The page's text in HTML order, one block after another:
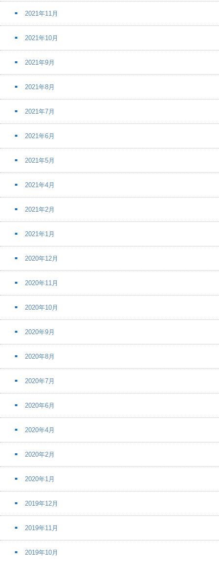
2021年11月
2021年10月
2021年9月
2021年8月
2021年7月
2021年6月
2021年5月
2021年4月
2021年2月
2021年1月
2020年12月
2020年11月
2020年10月
2020年9月
2020年8月
2020年7月
2020年6月
2020年4月
2020年2月
2020年1月
2019年12月
2019年11月
2019年10月